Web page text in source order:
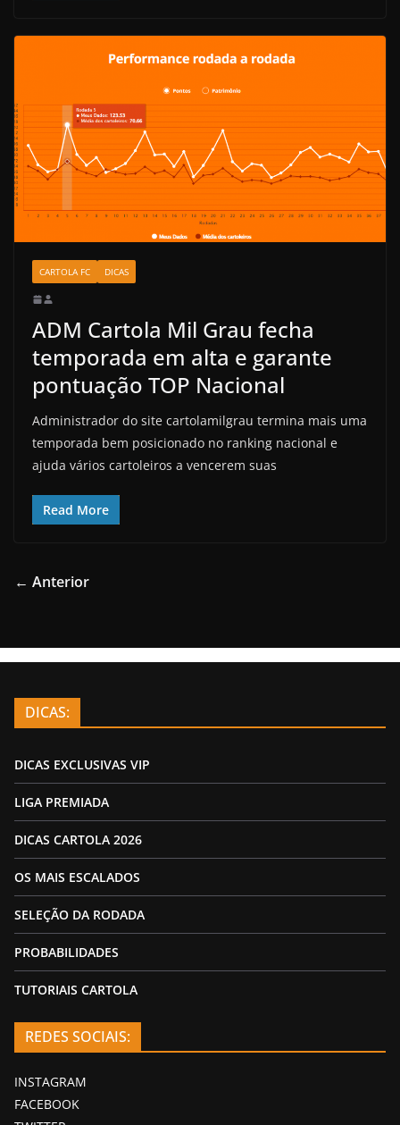
CARTOLA FC DICAS
ADM Cartola Mil Grau fecha
temporada em alta e garante
pontuação TOP Nacional
Administrador do site cartolamilgrau termina mais uma
temporada bem posicionado no ranking nacional e
ajuda vários cartoleiros a vencerem suas
Read More
← Anterior
DICAS:
DICAS EXCLUSIVAS VIP
LIGA PREMIADA
DICAS CARTOLA 2026
OS MAIS ESCALADOS
SELEÇÃO DA RODADA
PROBABILIDADES
TUTORIAIS CARTOLA
REDES SOCIAIS:
INSTAGRAM
FACEBOOK